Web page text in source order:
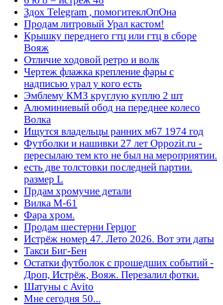
Здох Telegram , помогитеклОпОна
Продам литровый Урал кастом!
Крышку переднего гтц или гтц в сборе
Вояж
Отличие ходовой ретро и волк
Чертеж флажка крепление фары с
надписью урал у кого есть
Эмблему КМЗ круглую куплю 2 шт
Алюминиевый обод на переднее колесо
Волка
Ищутся владельцы ранних м67 1974 год
Футболки и нашивки 27 лет Oppozit.ru -
пересылаю тем кто не был на мероприятии.
есть две толстовки последней партии.
размер L
Прдам хромучие детали
Вилка М-61
Фара хром.
Продам шестерни Герцог
Истрёж номер 47. Лето 2026. Вот эти даты
Такси Биг-Бен
Остатки футболок с прошедших событий -
Дроп, Истрёж, Вояж. Перезалил фотки.
Шатуны с Avito
Мне сегодня 50...